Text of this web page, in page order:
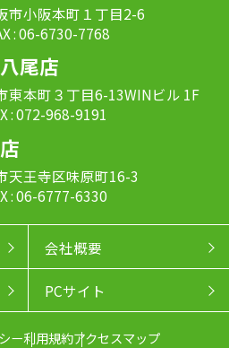
市小阪本町１丁目2-6
: 06-6730-7768
尾店
東本町３丁目6-13WINビル 1F
: 072-968-9191
天王寺区味原町16-3
: 06-6777-6330
会社概要
PCサイト
ー利用規約アクセスマップ